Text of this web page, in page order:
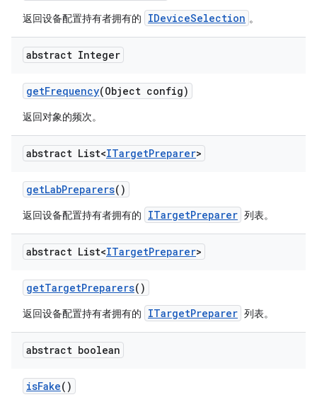
返回设备配置持有者拥有的 IDeviceSelection 。
abstract Integer
getFrequency(Object config)
返回对象的频次。
abstract List<ITargetPreparer>
getLabPreparers()
返回设备配置持有者拥有的 ITargetPreparer 列表。
abstract List<ITargetPreparer>
getTargetPreparers()
返回设备配置持有者拥有的 ITargetPreparer 列表。
abstract boolean
isFake()